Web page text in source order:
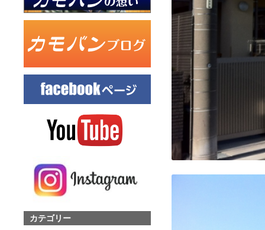
カテゴリー